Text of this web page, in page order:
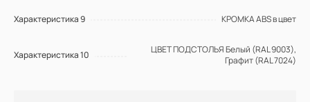
Характеристика 9 КРОМКА ABS в цвет
Характеристика 10
ЦВЕТ ПОДСТОЛЬЯ Белый (RAL 9003),
Графит (RAL 7024)